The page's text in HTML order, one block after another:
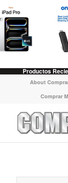
Productos
About
Comprar